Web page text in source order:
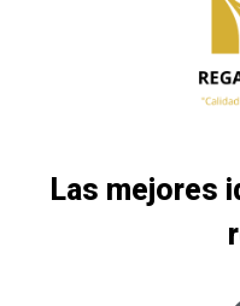
Las mejores